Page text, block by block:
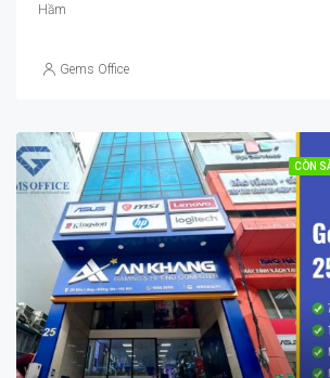
Hầm
Gems Office
CÒN